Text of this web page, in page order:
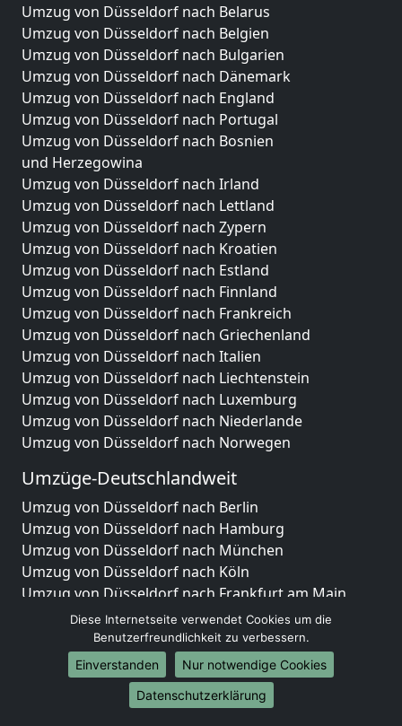
Umzug von Düsseldorf nach Belarus
Umzug von Düsseldorf nach Belgien
Umzug von Düsseldorf nach Bulgarien
Umzug von Düsseldorf nach Dänemark
Umzug von Düsseldorf nach England
Umzug von Düsseldorf nach Portugal
Umzug von Düsseldorf nach Bosnien
und Herzegowina
Umzug von Düsseldorf nach Irland
Umzug von Düsseldorf nach Lettland
Umzug von Düsseldorf nach Zypern
Umzug von Düsseldorf nach Kroatien
Umzug von Düsseldorf nach Estland
Umzug von Düsseldorf nach Finnland
Umzug von Düsseldorf nach Frankreich
Umzug von Düsseldorf nach Griechenland
Umzug von Düsseldorf nach Italien
Umzug von Düsseldorf nach Liechtenstein
Umzug von Düsseldorf nach Luxemburg
Umzug von Düsseldorf nach Niederlande
Umzug von Düsseldorf nach Norwegen
Umzüge-Deutschlandweit
Umzug von Düsseldorf nach Berlin
Umzug von Düsseldorf nach Hamburg
Umzug von Düsseldorf nach München
Umzug von Düsseldorf nach Köln
Umzug von Düsseldorf nach Frankfurt am Main
Umzug von Düsseldorf nach Stuttgart
Umzug von Düsseldorf nach Düsseldorf
Umzug von Düsseldorf nach Leipzig
Umzug von Düsseldorf nach Dortmund
Umzug von Düsseldorf nach Essen
Diese Internetseite verwendet Cookies um die
Benutzerfreundlichkeit zu verbessern.
Einverstanden
Nur notwendige Cookies
Datenschutzerklärung